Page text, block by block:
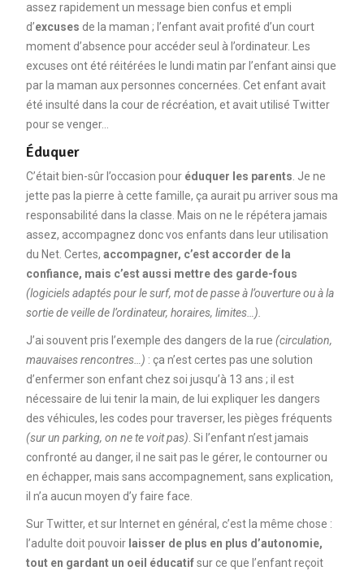
assez rapidement un message bien confus et empli
d’excuses de la maman ; l’enfant avait profité d’un court
moment d’absence pour accéder seul à l’ordinateur. Les
excuses ont été réitérées le lundi matin par l’enfant ainsi que
par la maman aux personnes concernées. Cet enfant avait
été insulté dans la cour de récréation, et avait utilisé Twitter
pour se venger…
Éduquer
C’était bien-sûr l’occasion pouréduquer les parents . Je ne
jette pas la pierre à cette famille, ça aurait pu arriver sous ma
responsabilité dans la classe. Mais on ne le répétera jamais
assez, accompagnez donc vos enfants dans leur utilisation
du Net. Certes, accompagner, c’est accorder de la
confiance, mais c’est aussi mettre des garde-fous
(logiciels adaptés pour le surf, mot de passe à l’ouverture ou à la
sortie de veille de l’ordinateur, horaires, limites…).
J’ai souvent pris l’exemple des dangers de la rue (circulation,
mauvaises rencontres…) : ça n’est certes pas une solution
d’enfermer son enfant chez soi jusqu’à 13 ans ; il est
nécessaire de lui tenir la main, de lui expliquer les dangers
des véhicules, les codes pour traverser, les pièges fréquents
(sur un parking, on ne te voit pas) . Si l’enfant n’est jamais
confronté au danger, il ne sait pas le gérer, le contourner ou
en échapper, mais sans accompagnement, sans explication,
il n’a aucun moyen d’y faire face.
Sur Twitter, et sur Internet en général, c’est la même chose :
l’adulte doit pouvoirlaisser de plus en plus d’autonomie,
tout en gardant un oeil éducatifsur ce que l’enfant reçoit